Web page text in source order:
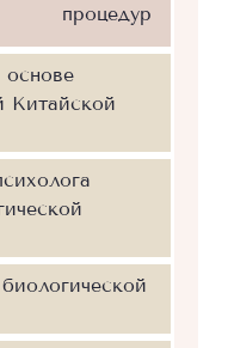
процедур
основе
Китайской